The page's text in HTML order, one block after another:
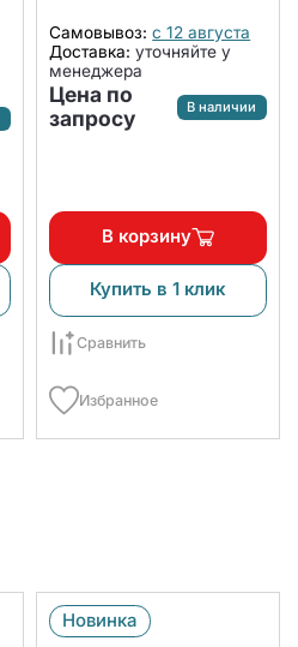
Самовывоз: с 12 августа
Доставка: уточняйте у
менеджера
Цена по
запросу
В наличии
В корзину
Купить в 1 клик
Сравнить
Избранное
Новинка